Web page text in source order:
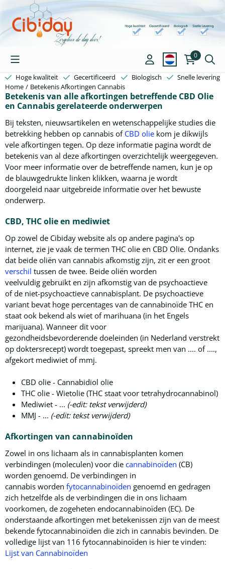
Cookievoorkeuren zijn beschikbaar. Kies instellingen of sta alle
0
Hoge kwaliteit Gecertificeerd Biologisch
Snelle levering
Home / Betekenis Afkortingen Cannabis
Betekenis van alle afkortingen betreffende CBD Olie
en Cannabis gerelateerde onderwerpen
Bij teksten, nieuwsartikelen en wetenschappelijke studies die
betrekking hebben op cannabis of CBD olie kom je dikwijls
vele afkortingen tegen. Op deze informatie pagina wordt de
betekenis van al deze afkortingen overzichtelijk weergegeven.
Voor meer informatie over de betreffende namen, kun je op
de blauwgedrukte linken klikken, waarna je wordt
doorgeleid naar uitgebreide informatie over het bewuste
onderwerp.
CBD, THC olie en mediwiet
Op zowel de Cibiday website als op andere pagina's op
internet, zie je vaak de termen THC olie en CBD Olie. Ondanks
dat beide oliën van cannabis afkomstig zijn, zit er een groot
verschil tussen de twee. Beide oliën worden
veelvuldig gebruikt en zijn afkomstig van de psychoactieve
of de niet-psychoactieve cannabisplant. De psychoactieve
variant bevat hoge percentages van de cannabinoïde THC en
staat ook bekend als wiet of marihuana (in het Engels
marijuana). Wanneer dit voor
gezondheidsbevorderende doeleinden (in Nederland verstrekt
op doktersrecept) wordt toegepast, spreekt men van .... of ....,
afgekort mediwiet of mmj.
CBD olie - Cannabidiol olie
THC olie - Wietolie (THC staat voor tetrahydrocannabinol)
Mediwiet - ... (-edit: tekst verwijderd)
MMJ - ... (-edit: tekst verwijderd)
Afkortingen van cannabinoïden
Zowel in ons lichaam als in cannabisplanten komen
verbindingen (moleculen) voor die cannabinoïden (CB)
worden genoemd. De verbindingen in
cannabis worden fytocannabinoïden genoemd en gedragen
zich hetzelfde als de verbindingen die in ons lichaam
voorkomen, de zogeheten endocannabinoïden (EC). De
onderstaande afkortingen met betekenissen zijn van de meest
bekende fytocannabinoïden die zich in cannabis bevinden. De
volledige lijst van 116 fytocannabinoïden is hier te vinden:
Lijst van Cannabinoïden